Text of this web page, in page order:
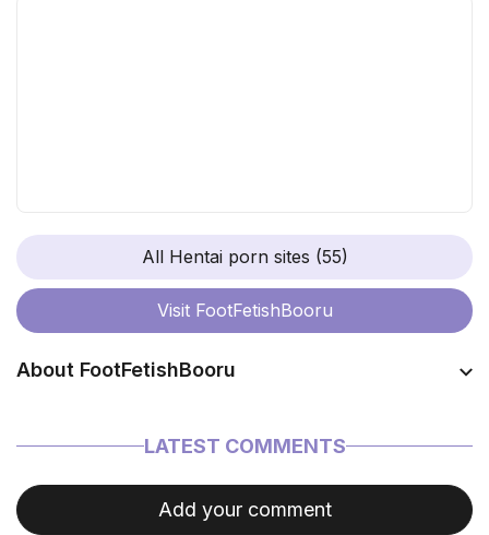
All Hentai porn sites (55)
Visit FootFetishBooru
About FootFetishBooru
LATEST COMMENTS
Add your comment